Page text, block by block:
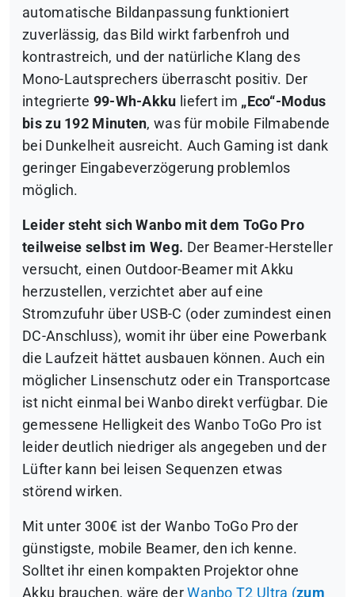
automatische Bildanpassung funktioniert
zuverlässig, das Bild wirkt farbenfroh und
kontrastreich, und der natürliche Klang des
Mono-Lautsprechers überrascht positiv. Der
integrierte 99-Wh-Akku liefert im „Eco“-Modus
bis zu 192 Minuten, was für mobile Filmabende
bei Dunkelheit ausreicht. Auch Gaming ist dank
geringer Eingabeverzögerung problemlos
möglich.
Leider steht sich Wanbo mit dem ToGo Pro
teilweise selbst im Weg. Der Beamer-Hersteller
versucht, einen Outdoor-Beamer mit Akku
herzustellen, verzichtet aber auf eine
Stromzufuhr über USB-C (oder zumindest einen
DC-Anschluss), womit ihr über eine Powerbank
die Laufzeit hättet ausbauen können. Auch ein
möglicher Linsenschutz oder ein Transportcase
ist nicht einmal bei Wanbo direkt verfügbar. Die
gemessene Helligkeit des Wanbo ToGo Pro ist
leider deutlich niedriger als angegeben und der
Lüfter kann bei leisen Sequenzen etwas
störend wirken.
Mit unter 300€ ist der Wanbo ToGo Pro der
günstigste, mobile Beamer, den ich kenne.
Solltet ihr einen kompakten Projektor ohne
Akku brauchen, wäre derWanbo T2 Ultra (zum